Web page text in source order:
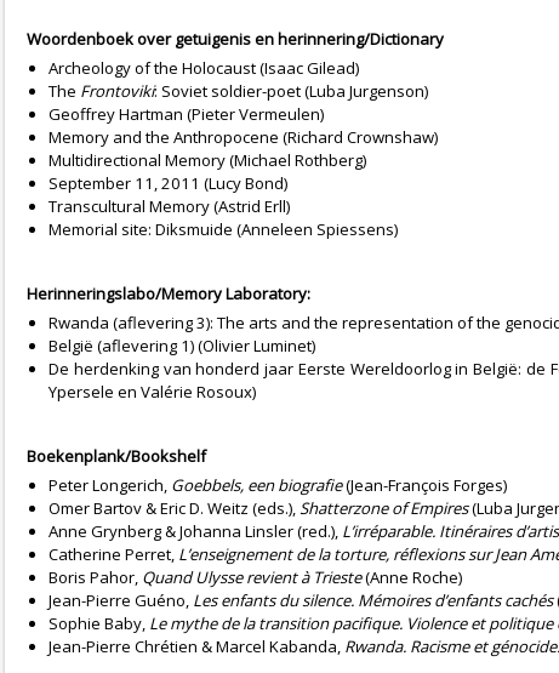
Woordenboek over getuigenis en herinnering/Dictionary
Archeology of the Holocaust (Isaac Gilead)
The Frontoviki: Soviet soldier-poet (Luba Jurgenson)
Geoffrey Hartman (Pieter Vermeulen)
Memory and the Anthropocene (Richard Crownshaw)
Multidirectional Memory (Michael Rothberg)
September 11, 2011 (Lucy Bond)
Transcultural Memory (Astrid Erll)
Memorial site: Diksmuide (Anneleen Spiessens)
Herinneringslabo/Memory Laboratory:
Rwanda (aflevering 3): The arts and the representation of the
België (aflevering 1) (Olivier Luminet)
De herdenking van honderd jaar Eerste Wereldoorlog in België:
Ypersele en Valérie Rosoux)
Boekenplank/Bookshelf
Peter Longerich, Goebbels, een biografie(Jean-François Forges)
Omer Bartov & Eric D. Weitz (eds.),Shatterzone of Empires(Luba
Anne Grynberg & Johanna Linsler (red.), L’irréparable. Itinéraires
Catherine Perret, L’enseignement de la torture, réflexions sur Jean
Boris Pahor, Quand Ulysse revient à Trieste(Anne Roche)
Jean-Pierre Guéno, Les enfants du silence. Mémoires d’enfants cachés
Sophie Baby, Le mythe de la transition pacifique. Violence et politique
Jean-Pierre Chrétien & Marcel Kabanda, Rwanda. Racisme et